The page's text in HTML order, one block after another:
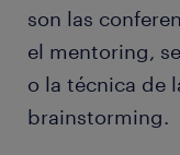
son las
el mentoring,
o la técnica de
brainstorming.